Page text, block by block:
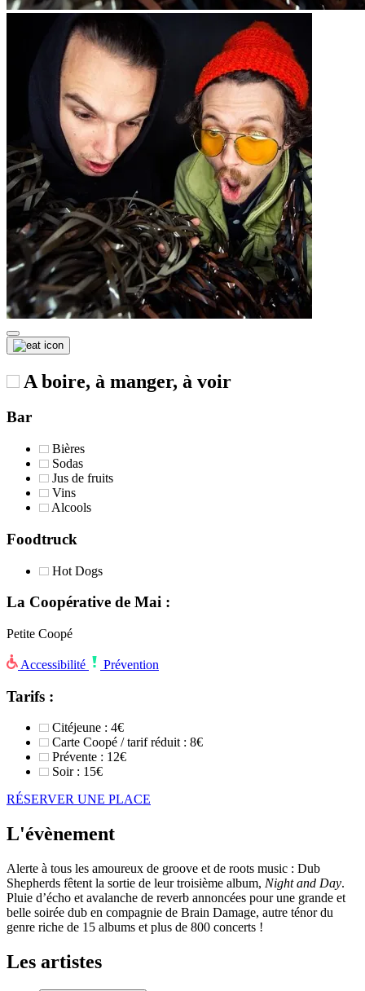
A boire, à manger, à voir
Bar
Bières
Sodas
Jus de fruits
Vins
Alcools
Foodtruck
Hot Dogs
La Coopérative de Mai :
Petite Coopé
Accessibilité Prévention
Tarifs :
Citéjeune : 4€
Carte Coopé / tarif réduit : 8€
Prévente : 12€
Soir : 15€
RÉSERVER UNE PLACE
L'évènement
Alerte à tous les amoureux de groove et de roots music : Dub
Shepherds fêtent la sortie de leur troisième album, Night and Day.
Pluie d’écho et avalanche de reverb annoncées pour une grande et
belle soirée dub en compagnie de Brain Damage, autre ténor du
genre riche de 15 albums et plus de 800 concerts !
Les artistes